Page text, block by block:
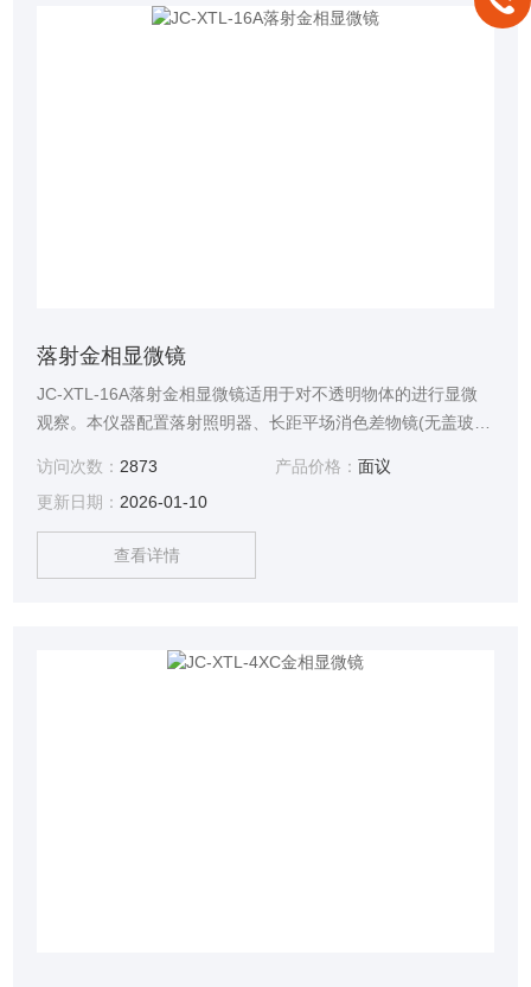
落射金相显微镜
JC-XTL-16A落射金相显微镜适用于对不透明物体的进行显微
观察。本仪器配置落射照明器、长距平场消色差物镜(无盖玻
便等特点，是金属学、矿物学、精密工程学、电子学等研究的
理想仪器。适用于学校、科研、工厂等部门使用。
访问次数：2873 产品价格： 面议
更新日期：2026-01-10
查看详情